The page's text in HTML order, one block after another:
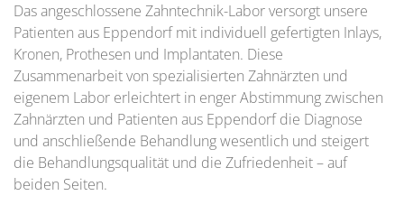
Das angeschlossene Zahntechnik-Labor versorgt unsere
Patienten aus Eppendorf mit individuell gefertigten Inlays,
Kronen, Prothesen und Implantaten. Diese
Zusammenarbeit von spezialisierten Zahnärzten und
eigenem Labor erleichtert in enger Abstimmung zwischen
Zahnärzten und Patienten aus Eppendorf die Diagnose
und anschließende Behandlung wesentlich und steigert
die Behandlungsqualität und die Zufriedenheit – auf
beiden Seiten.